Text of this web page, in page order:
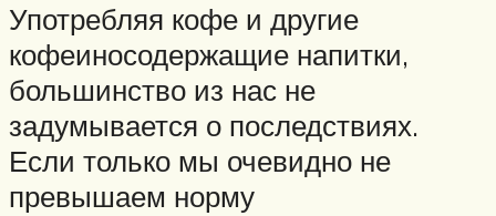
Употребляя кофе и другие
кофеиносодержащие напитки,
большинство из нас не
задумывается о последствиях.
Если только мы очевидно не
превышаем норму